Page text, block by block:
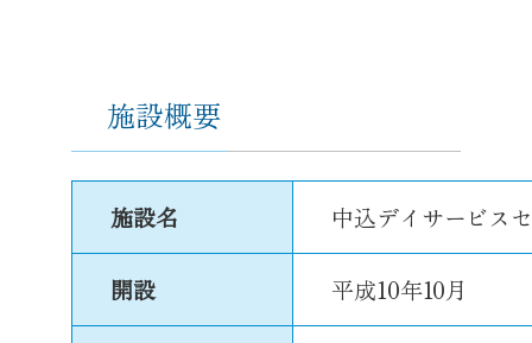
施設概要
施設名 中込デイサービス
開設 平成10年10月